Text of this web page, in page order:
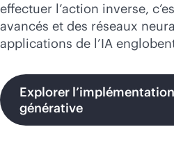
effectuer l’action inverse,
avancés et des réseaux
applications de l’IA
Explorer l’implémentation
générative